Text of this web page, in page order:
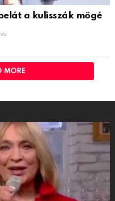
a kulisszák mögé
MORE